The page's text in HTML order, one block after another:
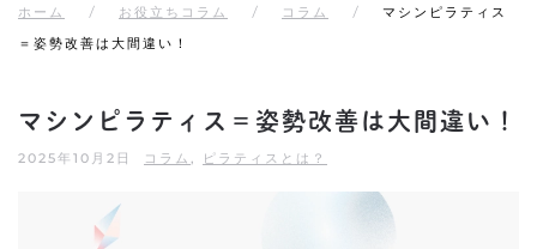
ホーム お役立ちコラム コラム
マシンピラティス
＝姿勢改善は大間違い！
マシンピラティス＝姿勢改善は大間違い！
2025年10月2日 コラム , ピラティスとは？